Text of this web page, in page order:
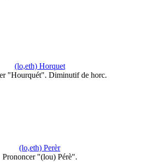
(lo,eth) Horquet
"Hourquét". Diminutif de horc.
(lo,eth) Perèr
Prononcer "(lou) Pérè".